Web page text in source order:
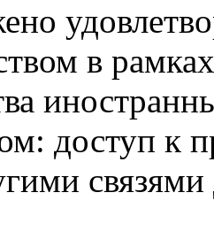
в
доступ к
связями